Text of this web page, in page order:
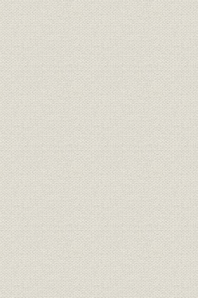
第三部
写真目次
第一部
第二部
第三部